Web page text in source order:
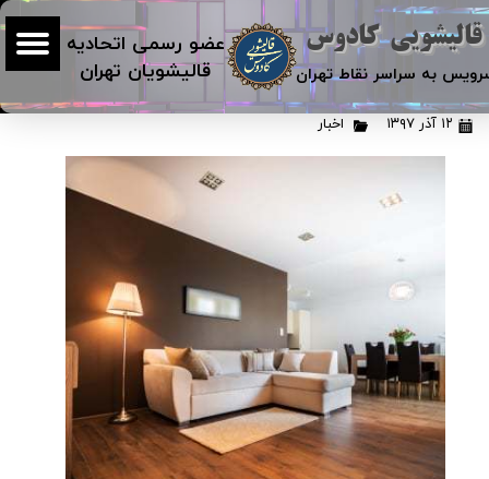
قالیشویی کادوس
عضو رسمی اتحادیه
قالیشویان تهران
به سراسر نقاط تهران
طرح های سال ۲۰۱۸ برای آشپزخانه
۱۲ آذر ۱۳۹۷ اخبار